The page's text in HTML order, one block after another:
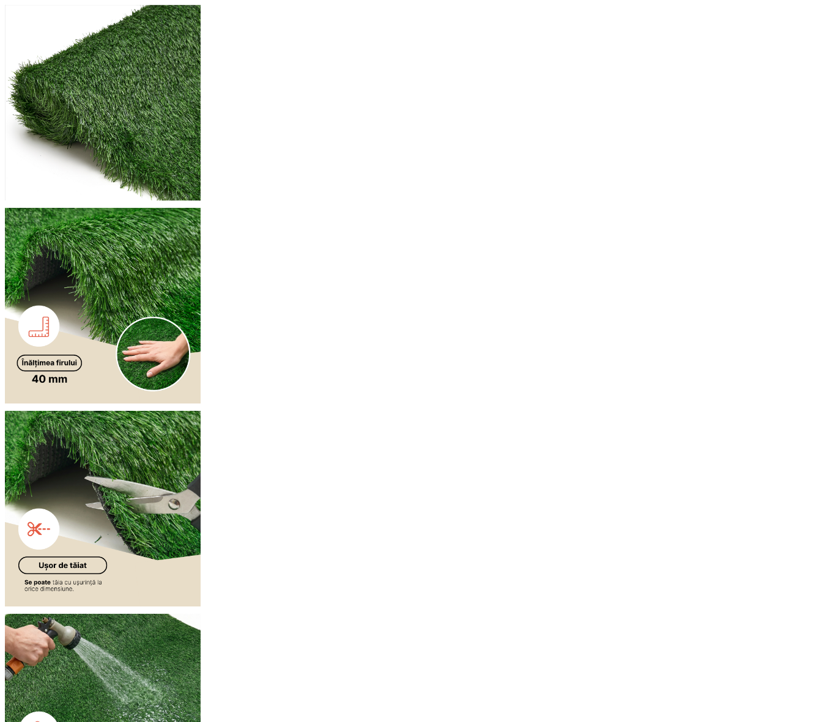
Folosim cookie-uri pentru a personaliza conținutul și reclamele, pentru a oferi funcții sociale și pentru a analiza traficul pe site-ul nostru.
Împărtășim informații despre modul în care utilizezi site-ul nostru cu partenerii noștri sociali, de publicitate și de analiză. Partenerii pot
combina aceste informații cu alte date primite de la tine sau obținute în timpul utilizării serviciilor lor.